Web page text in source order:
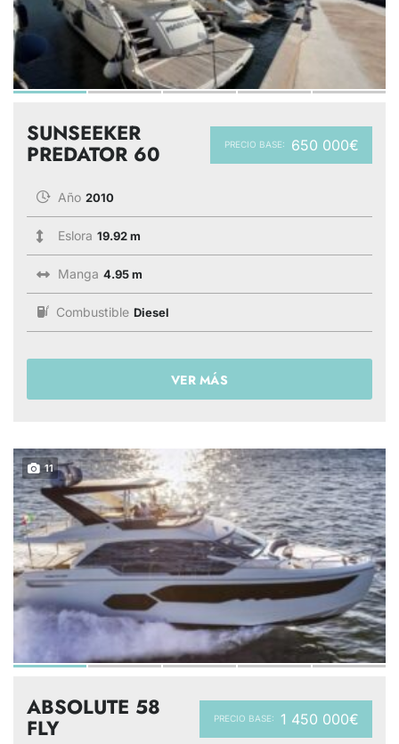
PRECIO BASE: 650 000€
SUNSEEKER
PREDATOR 60
Año 2010
Eslora 19.92 m
Manga 4.95 m
Combustible Diesel
VER MÁS
11
PRECIO BASE: 1 450 000€
ABSOLUTE 58
FLY